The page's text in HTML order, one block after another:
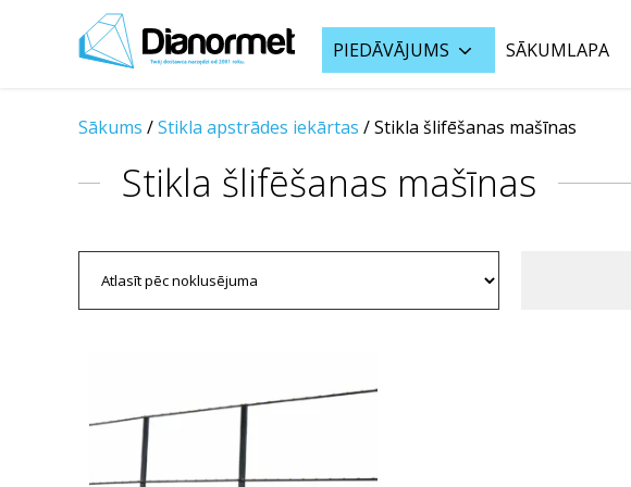
PIEDĀVĀJUMS SĀKUMLAPA
Sākums /Stikla apstrādes iekārtas /Stikla šlifēšanas mašīnas
Stikla šlifēšanas mašīnas